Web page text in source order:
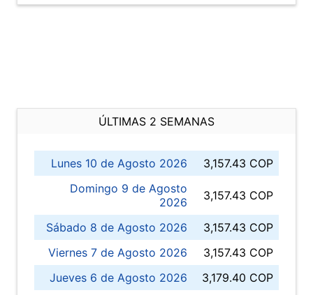
ÚLTIMAS 2 SEMANAS
Lunes 10 de Agosto 2026
3,157.43 COP
Domingo 9 de Agosto
2026
3,157.43 COP
Sábado 8 de Agosto 2026
3,157.43 COP
Viernes 7 de Agosto 2026
3,157.43 COP
Jueves 6 de Agosto 2026
3,179.40 COP